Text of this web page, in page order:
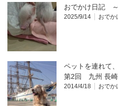
おでかけ日記
2025/9/14 おでか
ペットを連れて
第2回 九州 長崎
2014/4/18 おでか